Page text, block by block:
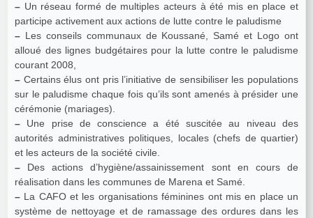
– Un réseau formé de multiples acteurs à été mis en place et
participe activement aux actions de lutte contre le paludisme
– Les conseils communaux de Koussané, Samé et Logo ont
alloué des lignes budgétaires pour la lutte contre le paludisme
courant 2008,
– Certains élus ont pris l’initiative de sensibiliser les populations
sur le paludisme chaque fois qu’ils sont amenés à présider une
cérémonie (mariages).
– Une prise de conscience a été suscitée au niveau des
autorités administratives politiques, locales (chefs de quartier)
et les acteurs de la société civile.
– Des actions d’hygiène/assainissement sont en cours de
réalisation dans les communes de Marena et Samé.
– La CAFO et les organisations féminines ont mis en place un
système de nettoyage et de ramassage des ordures dans les